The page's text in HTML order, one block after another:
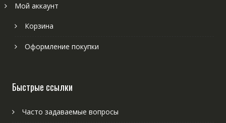
Мой аккаунт
Корзина
Оформление покупки
Быстрые ссылки
Часто задаваемые вопросы